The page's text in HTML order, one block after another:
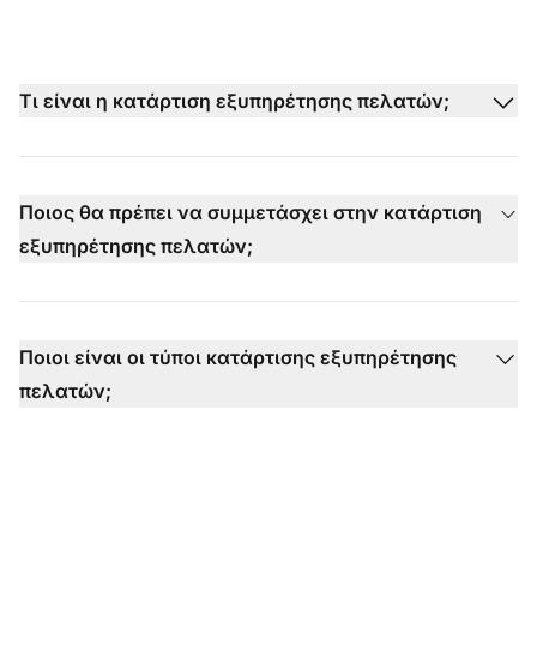
Τι είναι η κατάρτιση εξυπηρέτησης πελατών;
Ποιος θα πρέπει να συμμετάσχει στην κατάρτιση
εξυπηρέτησης πελατών;
Ποιοι είναι οι τύποι κατάρτισης εξυπηρέτησης
πελατών;